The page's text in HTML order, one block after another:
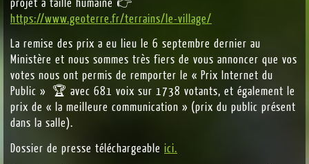
https://www.geoterre.fr/terrains/le-village/
La remise des prix a eu lieu le 6 septembre dernier au
Ministère et nous sommes très fiers de vous annoncer que vos
votes nous ont permis de remporter le « Prix Internet du
Public » 🏆 avec 681 voix sur 1738 votants, et également le
prix de « la meilleure communication » (prix du public présent
dans la salle).
Dossier de presse téléchargeable ici.